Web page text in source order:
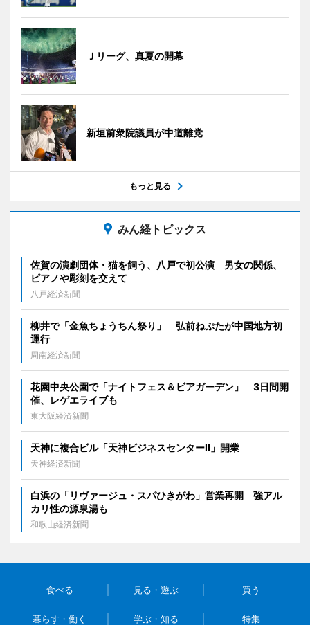
Ｊリーグ、真夏の開幕
新垣前衆院議員が中道離党
もっと見る
みん経トピックス
佐賀の演劇団体・猫を飼う、八戸で初公演 男女の関係、
ピアノや彫刻を交えて
八戸経済新聞
柳井で「金魚ちょうちん祭り」 弘前ねぷたが中国地方初
運行
周南経済新聞
花園中央公園で「ナイトフェス＆ビアガーデン」 3日間開
催、レゲエライブも
東大阪経済新聞
天神に複合ビル「天神ビジネスセンターII」開業
天神経済新聞
白浜の「リヴァージュ・スパひきがわ」営業再開 強アル
カリ性の源泉湯も
和歌山経済新聞
食べる 見る・遊ぶ 買う
暮らす・働く 学ぶ・知る 特集